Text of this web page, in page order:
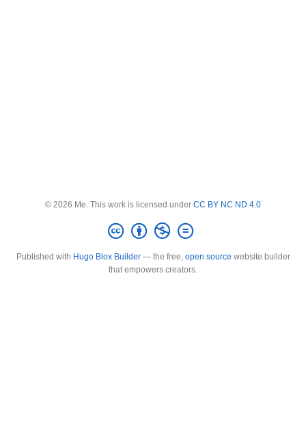
© 2026 Me. This work is licensed under CC BY NC ND 4.0
Published with Hugo Blox Builder— the free, open source website builder
that empowers creators.